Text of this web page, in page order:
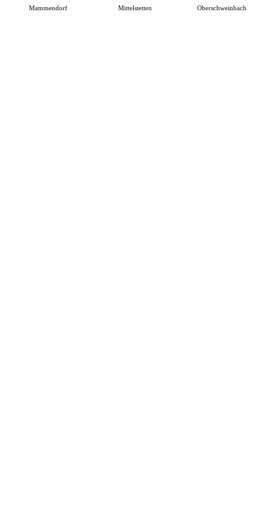
Mammendorf Mittelstetten Oberschweinbach